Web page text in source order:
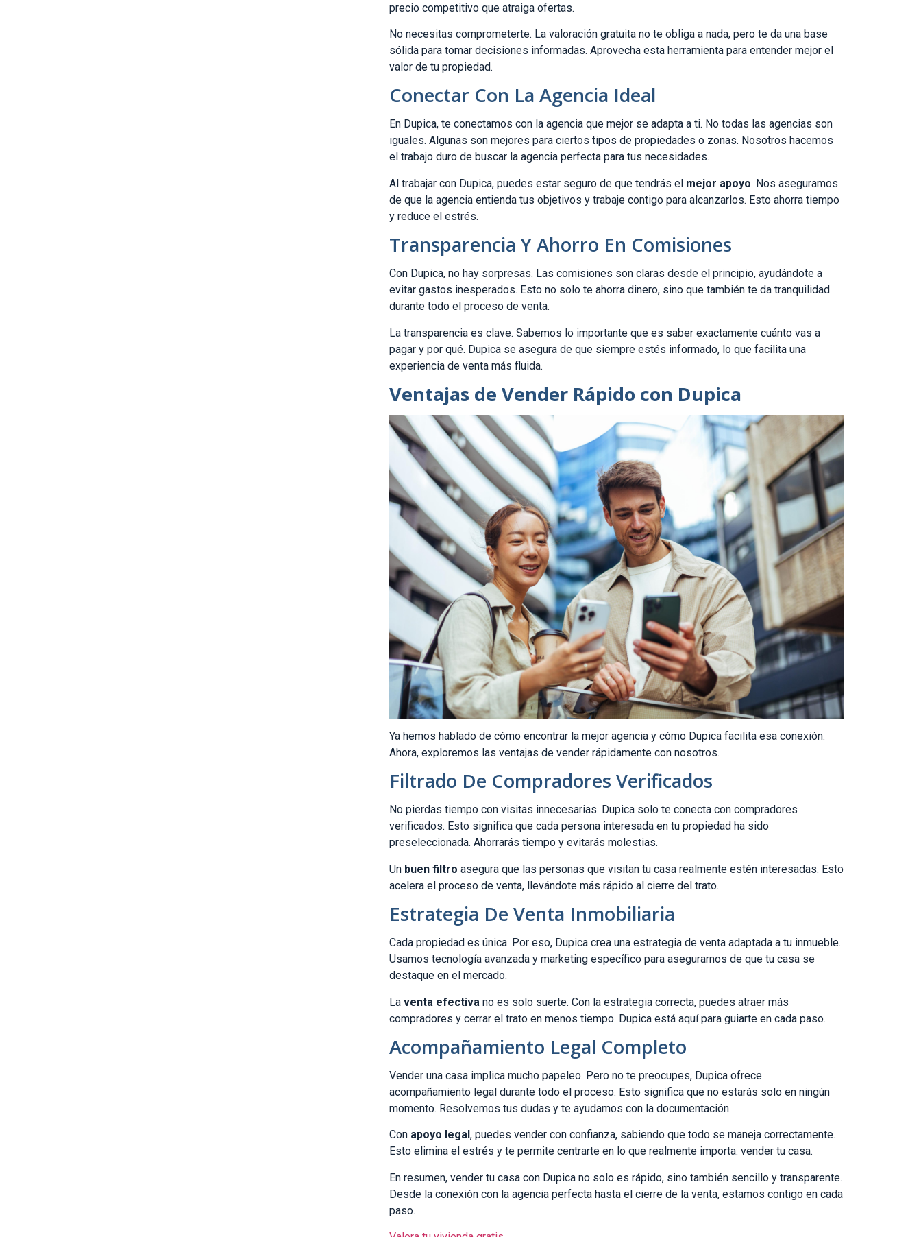
precio competitivo que atraiga ofertas.
No necesitas comprometerte. La valoración gratuita no te obliga a nada, pero te da una base
sólida para tomar decisiones informadas. Aprovecha esta herramienta para entender mejor el
valor de tu propiedad.
Conectar Con La Agencia Ideal
En Dupica, te conectamos con la agencia que mejor se adapta a ti. No todas las agencias son
iguales. Algunas son mejores para ciertos tipos de propiedades o zonas. Nosotros hacemos
el trabajo duro de buscar la agencia perfecta para tus necesidades.
Al trabajar con Dupica, puedes estar seguro de que tendrás el mejor apoyo. Nos aseguramos
de que la agencia entienda tus objetivos y trabaje contigo para alcanzarlos. Esto ahorra tiempo
y reduce el estrés.
Transparencia Y Ahorro En Comisiones
Con Dupica, no hay sorpresas. Las comisiones son claras desde el principio, ayudándote a
evitar gastos inesperados. Esto no solo te ahorra dinero, sino que también te da tranquilidad
durante todo el proceso de venta.
La transparencia es clave. Sabemos lo importante que es saber exactamente cuánto vas a
pagar y por qué. Dupica se asegura de que siempre estés informado, lo que facilita una
experiencia de venta más fluida.
Ventajas de Vender Rápido con Dupica
Ya hemos hablado de cómo encontrar la mejor agencia y cómo Dupica facilita esa conexión.
Ahora, exploremos las ventajas de vender rápidamente con nosotros.
Filtrado De Compradores Verificados
No pierdas tiempo con visitas innecesarias. Dupica solo te conecta con compradores
verificados. Esto significa que cada persona interesada en tu propiedad ha sido
preseleccionada. Ahorrarás tiempo y evitarás molestias.
Un buen filtro asegura que las personas que visitan tu casa realmente estén interesadas. Esto
acelera el proceso de venta, llevándote más rápido al cierre del trato.
Estrategia De Venta Inmobiliaria
Cada propiedad es única. Por eso, Dupica crea una estrategia de venta adaptada a tu inmueble.
Usamos tecnología avanzada y marketing específico para asegurarnos de que tu casa se
destaque en el mercado.
La venta efectiva no es solo suerte. Con la estrategia correcta, puedes atraer más
compradores y cerrar el trato en menos tiempo. Dupica está aquí para guiarte en cada paso.
Acompañamiento Legal Completo
Vender una casa implica mucho papeleo. Pero no te preocupes, Dupica ofrece
acompañamiento legal durante todo el proceso. Esto significa que no estarás solo en ningún
momento. Resolvemos tus dudas y te ayudamos con la documentación.
Con apoyo legal , puedes vender con confianza, sabiendo que todo se maneja correctamente.
Esto elimina el estrés y te permite centrarte en lo que realmente importa: vender tu casa.
En resumen, vender tu casa con Dupica no solo es rápido, sino también sencillo y transparente.
Desde la conexión con la agencia perfecta hasta el cierre de la venta, estamos contigo en cada
paso.